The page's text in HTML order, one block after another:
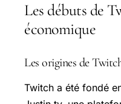
Les débuts de
économique
Les origines de
Twitch a été fondé